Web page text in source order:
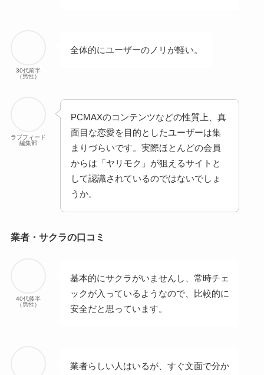
30代前半
（男性）
全体的にユーザーのノリが軽い。
ラブフィード
編集部
PCMAXのコンテンツなどの性質上、真
面目な恋愛を目的としたユーザーは集
まりづらいです。実際ほとんどの会員
からは「ヤリモク」が狙えるサイトと
して認識されているのではないでしょ
うか。
業者・サクラの口コミ
40代後半
（男性）
基本的にサクラがいませんし、常時チェ
ックが入っているようなので、比較的に
安全だと思っています。
業者らしい人はいるが、すぐ文面で分か